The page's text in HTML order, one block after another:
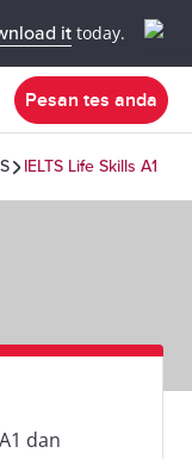
it today.
Pesan tes anda
IELTS Life Skills A1
dan